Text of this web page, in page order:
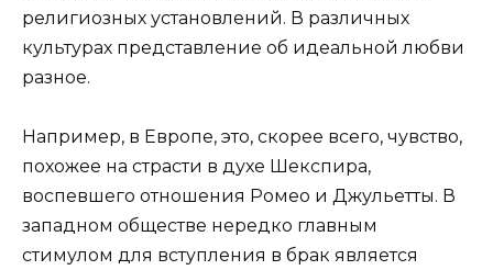
религиозных установлений. В различных
культурах представление об идеальной любви
разное.
Например, в Европе, это, скорее всего, чувство,
похожее на страсти в духе Шекспира,
воспевшего отношения Ромео и Джульетты. В
западном обществе нередко главным
стимулом для вступления в брак является